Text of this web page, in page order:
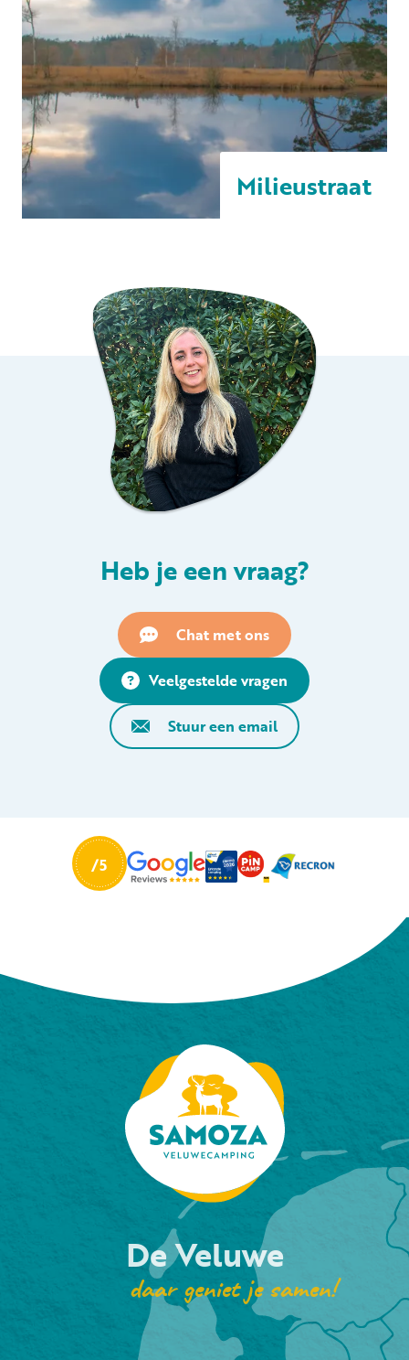
Milieustraat
Heb je een vraag?
Chat met ons
Veelgestelde vragen
Stuur een email
De Veluwe
daar geniet je samen!